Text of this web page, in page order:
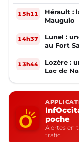
15h11
Hérault :
Mauguio
14h37
Lunel :
au Fort
13h44
Lozère :
Lac de
poche
Alertes en
trafic